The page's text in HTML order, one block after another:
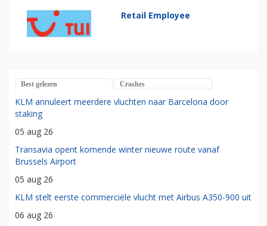
Retail Employee
Best gelezen Crashes
KLM annuleert meerdere vluchten naar Barcelona door
staking
05 aug 26
Transavia opent komende winter nieuwe route vanaf
Brussels Airport
05 aug 26
KLM stelt eerste commerciële vlucht met Airbus A350-900 uit
06 aug 26